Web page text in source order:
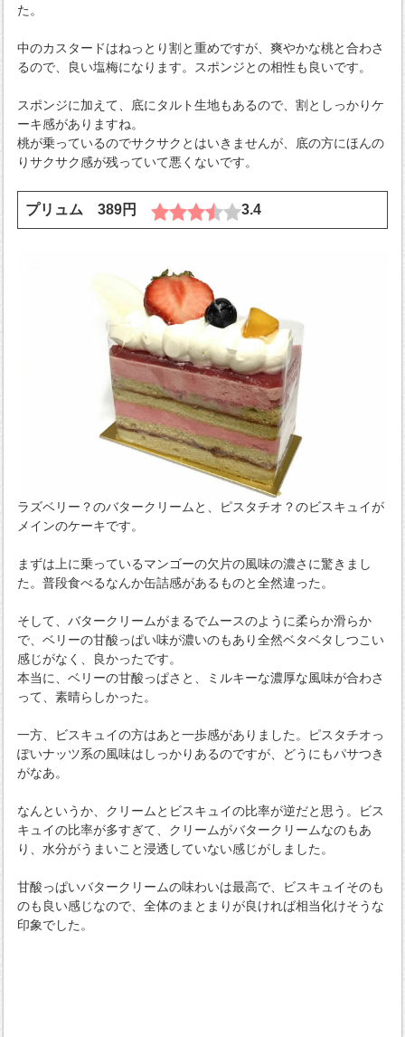
た。
中のカスタードはねっとり割と重めですが、爽やかな桃と合わさ
るので、良い塩梅になります。スポンジとの相性も良いです。
スポンジに加えて、底にタルト生地もあるので、割としっかりケ
ーキ感がありますね。
桃が乗っているのでサクサクとはいきませんが、底の方にほんの
りサクサク感が残っていて悪くないです。
プリュム 389円 3.4
ラズベリー？のバタークリームと、ピスタチオ？のビスキュイが
メインのケーキです。
まずは上に乗っているマンゴーの欠片の風味の濃さに驚きまし
た。普段食べるなんか缶詰感があるものと全然違った。
そして、バタークリームがまるでムースのように柔らか滑らか
で、ベリーの甘酸っぱい味が濃いのもあり全然ベタベタしつこい
感じがなく、良かったです。
本当に、ベリーの甘酸っぱさと、ミルキーな濃厚な風味が合わさ
って、素晴らしかった。
一方、ビスキュイの方はあと一歩感がありました。ピスタチオっ
ぽいナッツ系の風味はしっかりあるのですが、どうにもパサつき
がなあ。
なんというか、クリームとビスキュイの比率が逆だと思う。ビス
キュイの比率が多すぎて、クリームがバタークリームなのもあ
り、水分がうまいこと浸透していない感じがしました。
甘酸っぱいバタークリームの味わいは最高で、ビスキュイそのも
のも良い感じなので、全体のまとまりが良ければ相当化けそうな
印象でした。